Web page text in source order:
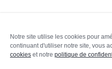
Notre site utilise les cookies pour
continuant d'utiliser notre site, vous
cookies et notre politique de